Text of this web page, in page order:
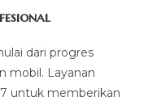
dari progres
mobil. Layanan
untuk memberikan